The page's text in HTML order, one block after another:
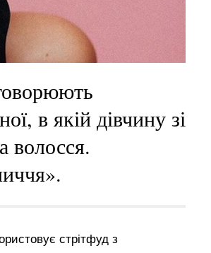
в якій дівчину зі
волосся.
стрітфуд з